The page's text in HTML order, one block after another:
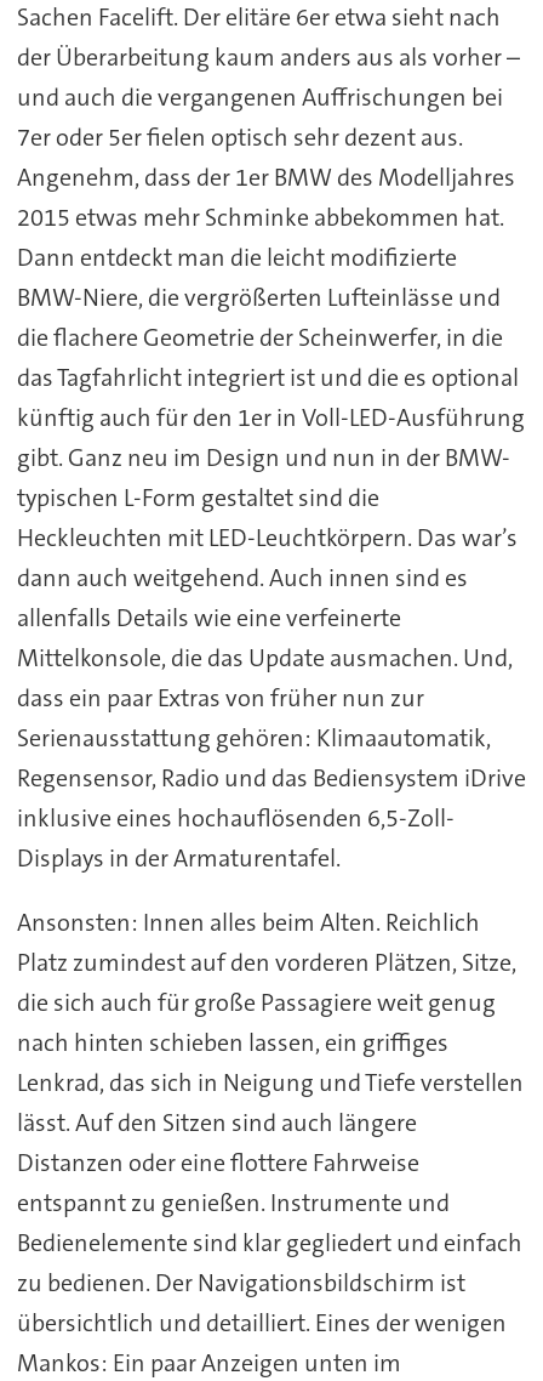
Sachen Facelift. Der elitäre 6er etwa sieht nach
der Überarbeitung kaum anders aus als vorher –
und auch die vergangenen Auffrischungen bei
7er oder 5er fielen optisch sehr dezent aus.
Angenehm, dass der 1er BMW des Modelljahres
2015 etwas mehr Schminke abbekommen hat.
Dann entdeckt man die leicht modifizierte
BMW-Niere, die vergrößerten Lufteinlässe und
die flachere Geometrie der Scheinwerfer, in die
das Tagfahrlicht integriert ist und die es optional
künftig auch für den 1er in Voll-LED-Ausführung
gibt. Ganz neu im Design und nun in der BMW-
typischen L-Form gestaltet sind die
Heckleuchten mit LED-Leuchtkörpern. Das war’s
dann auch weitgehend. Auch innen sind es
allenfalls Details wie eine verfeinerte
Mittelkonsole, die das Update ausmachen. Und,
dass ein paar Extras von früher nun zur
Serienausstattung gehören: Klimaautomatik,
Regensensor, Radio und das Bediensystem iDrive
inklusive eines hochauflösenden 6,5-Zoll-
Displays in der Armaturentafel.
Ansonsten: Innen alles beim Alten. Reichlich
Platz zumindest auf den vorderen Plätzen, Sitze,
die sich auch für große Passagiere weit genug
nach hinten schieben lassen, ein griffiges
Lenkrad, das sich in Neigung und Tiefe verstellen
lässt. Auf den Sitzen sind auch längere
Distanzen oder eine flottere Fahrweise
entspannt zu genießen. Instrumente und
Bedienelemente sind klar gegliedert und einfach
zu bedienen. Der Navigationsbildschirm ist
übersichtlich und detailliert. Eines der wenigen
Mankos: Ein paar Anzeigen unten im